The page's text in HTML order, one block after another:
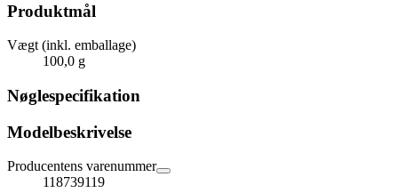
Produktmål
Vægt (inkl. emballage)
100,0 g
Nøglespecifikation
Modelbeskrivelse
Producentens varenummer
118739119